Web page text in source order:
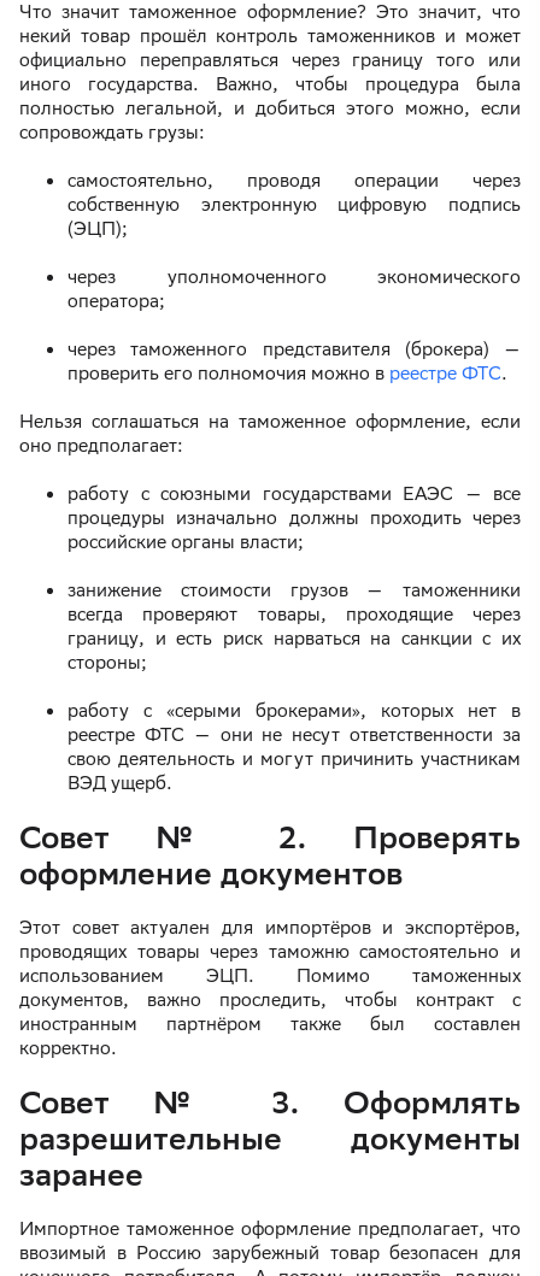
Что значит таможенное оформление? Это значит, что
некий товар прошёл контроль таможенников и может
официально переправляться через границу того или
иного государства. Важно, чтобы процедура была
полностью легальной, и добиться этого можно, если
сопровождать грузы:
самостоятельно, проводя операции через
собственную электронную цифровую подпись
(ЭЦП);
через уполномоченного экономического
оператора;
через таможенного представителя (брокера) —
проверить его полномочия можно в реестре ФТС.
Нельзя соглашаться на таможенное оформление, если
оно предполагает:
работу с союзными государствами ЕАЭС — все
процедуры изначально должны проходить через
российские органы власти;
занижение стоимости грузов — таможенники
всегда проверяют товары, проходящие через
границу, и есть риск нарваться на санкции с их
стороны;
работу с «серыми брокерами», которых нет в
реестре ФТС — они не несут ответственности за
свою деятельность и могут причинить участникам
ВЭД ущерб.
Совет № 2. Проверять
оформление документов
Этот совет актуален для импортёров и экспортёров,
проводящих товары через таможню самостоятельно и
использованием ЭЦП. Помимо таможенных
документов, важно проследить, чтобы контракт с
иностранным партнёром также был составлен
корректно.
Совет № 3. Оформлять
разрешительные документы
заранее
Импортное таможенное оформление предполагает, что
ввозимый в Россию зарубежный товар безопасен для